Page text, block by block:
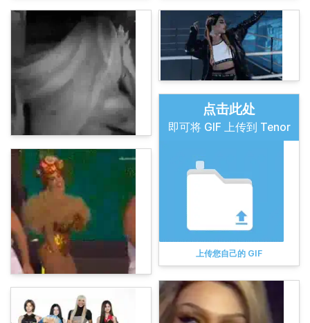
点击此处
即可将 GIF 上传到 Tenor
上传您自己的 GIF